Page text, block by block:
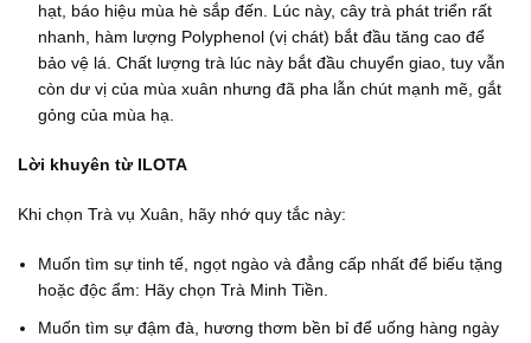
hạt, báo hiệu mùa hè sắp đến. Lúc này, cây trà phát triển rất
nhanh, hàm lượng Polyphenol (vị chát) bắt đầu tăng cao để
bảo vệ lá. Chất lượng trà lúc này bắt đầu chuyển giao, tuy vẫn
còn dư vị của mùa xuân nhưng đã pha lẫn chút mạnh mẽ, gắt
gỏng của mùa hạ.
Lời khuyên từ ILOTA
Khi chọn Trà vụ Xuân, hãy nhớ quy tắc này:
Muốn tìm sự tinh tế, ngọt ngào và đẳng cấp nhất để biếu tặng
hoặc độc ẩm: Hãy chọn Trà Minh Tiền.
Muốn tìm sự đậm đà, hương thơm bền bỉ để uống hàng ngày